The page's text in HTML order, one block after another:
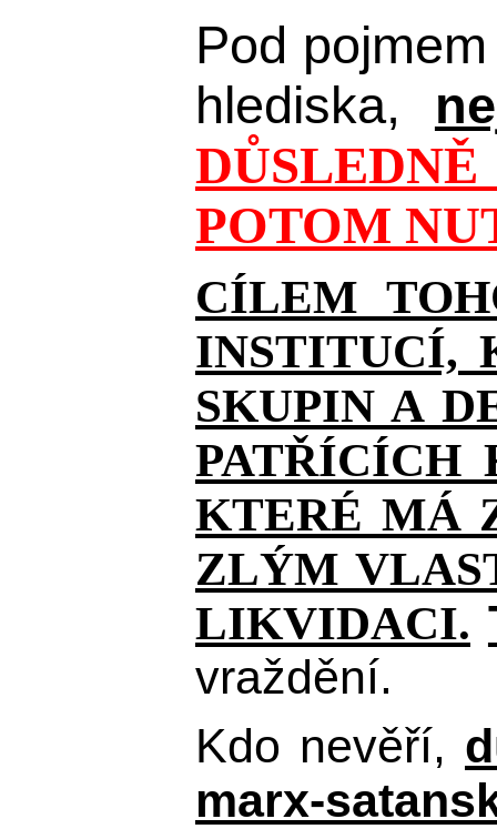
Pod pojmem
hlediska,
POTOM
CÍLEM
INSTITUCÍ,
SKUPIN A
PATŘÍCÍCH
KTERÉ MÁ
ZLÝM
LIKVIDACI.
vraždění.
Kdo nevěří,
marx-